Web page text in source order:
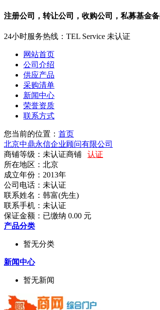
注册公司，转让公司，收购公司，私募基金
24小时服务热线： TEL Service 未认证
网站首页
公司介绍
供应产品
采购清单
新闻中心
荣誉资质
联系方式
您当前的位置： 首页
北京中鼎永信企业顾问有限公司
商铺等级：未认证商铺 认证
所在地区：北京
成立年份：2013年
公司电话： 未认证
联系姓名：韩富(先生)
联系手机： 未认证
保证金额： 已缴纳 0.00 元
产品分类
暂无分类
新闻中心
暂无新闻